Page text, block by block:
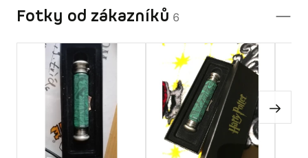
Fotky od zákazníků 6